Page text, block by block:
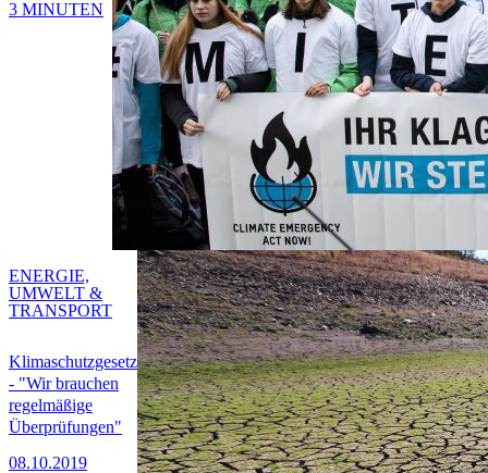
3 MINUTEN
Klimaschutzgesetz
- "Wir brauchen
regelmäßige
Überprüfungen"
08.10.2019
ENERGIE,
UMWELT &
TRANSPORT